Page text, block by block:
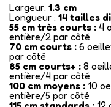
Largeur: 1.3 cm
Longueur : 14 tailles
55 cm très courts : 4
entière/2 par côté
70 cm courts : 6
par côté
85 cm courts+ : 8
entière/4 par côté
100 cm moyens : 10
entière/5 par côté